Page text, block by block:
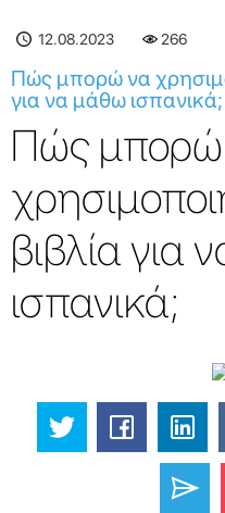
12.08.2023 266
Πώς μπορώ να
για να μάθω ισπανικά;
Πώς
βιβλία για
ισπανικά;